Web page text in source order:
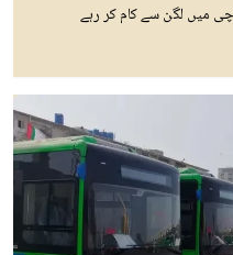
میں لگن سے کام کر رہے